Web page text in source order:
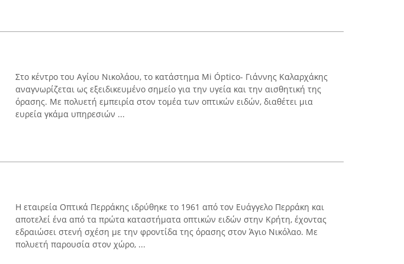
Στο κέντρο του Αγίου Νικολάου, το κατάστημα Mi Óptico- Γιάννης Καλαρχάκης
αναγνωρίζεται ως εξειδικευμένο σημείο για την υγεία και την αισθητική της
όρασης. Με πολυετή εμπειρία στον τομέα των οπτικών ειδών, διαθέτει μια
ευρεία γκάμα υπηρεσιών ...
Η εταιρεία Οπτικά Περράκης ιδρύθηκε το 1961 από τον Ευάγγελο Περράκη και
αποτελεί ένα από τα πρώτα καταστήματα οπτικών ειδών στην Κρήτη, έχοντας
εδραιώσει στενή σχέση με την φροντίδα της όρασης στον Άγιο Νικόλαο. Με
πολυετή παρουσία στον χώρο, ...